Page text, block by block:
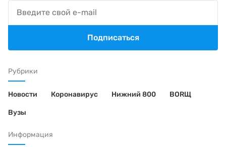
Рубрики
Новости Коронавирус Нижний 800 BORЩ
Вузы
Информация
Подписаться